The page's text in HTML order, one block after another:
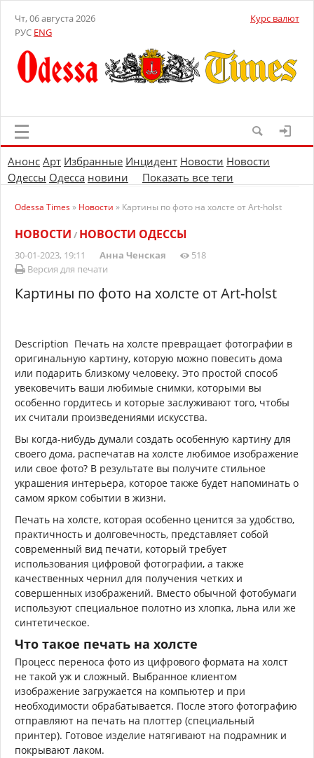
Чт, 06 августа 2026
РУС ENG
Курс валют
Анонс Арт Избранные Инцидент Новости Новости
Одессы Одесса новини Показать все теги
Odessa Times» Новости » Картины по фото на холсте от Art-holst
НОВОСТИ / НОВОСТИ ОДЕССЫ
30-01-2023, 19:11 Анна Ченская
518
Версия для печати
Картины по фото на холсте от Art-holst
Description Печать на холсте превращает фотографии в
оригинальную картину, которую можно повесить дома
или подарить близкому человеку. Это простой способ
увековечить ваши любимые снимки, которыми вы
особенно гордитесь и которые заслуживают того, чтобы
их считали произведениями искусства.
Вы когда-нибудь думали создать особенную картину для
своего дома, распечатав на холсте любимое изображение
или свое фото? В результате вы получите стильное
украшения интерьера, которое также будет напоминать о
самом ярком событии в жизни.
Печать на холсте, которая особенно ценится за удобство,
практичность и долговечность, представляет собой
современный вид печати, который требует
использования цифровой фотографии, а также
качественных чернил для получения четких и
совершенных изображений. Вместо обычной фотобумаги
используют специальное полотно из хлопка, льна или же
синтетическое.
Что такое печать на холсте
Процесс переноса фото из цифрового формата на холст
не такой уж и сложный. Выбранное клиентом
изображение загружается на компьютер и при
необходимости обрабатывается. После этого фотографию
отправляют на печать на плоттер (специальный
принтер). Готовое изделие натягивают на подрамник и
покрывают лаком.